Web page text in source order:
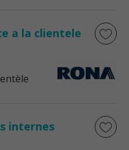
a la clientele
internes